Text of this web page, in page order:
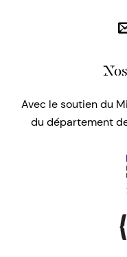
Avec le soutien du
du département